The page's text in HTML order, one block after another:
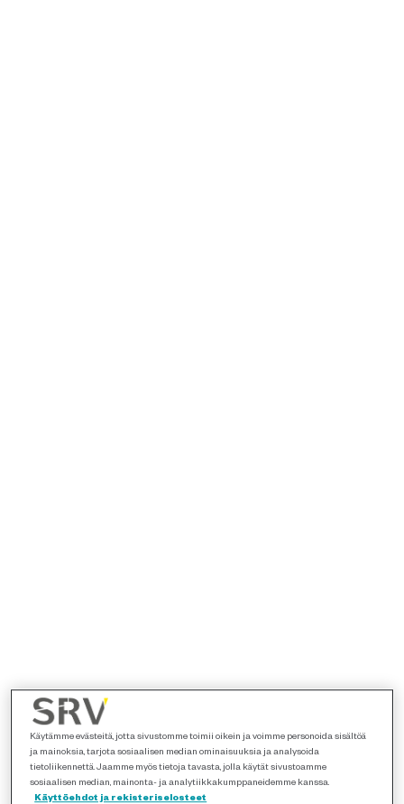
Käytämme evästeitä, jotta sivustomme toimii oikein ja voimme personoida sisältöä
ja mainoksia, tarjota sosiaalisen median ominaisuuksia ja analysoida
tietoliikennettä. Jaamme myös tietoja tavasta, jolla käytät sivustoamme
sosiaalisen median, mainonta- ja analytiikkakumppaneidemme kanssa.
Käyttöehdot ja rekisteriselosteet